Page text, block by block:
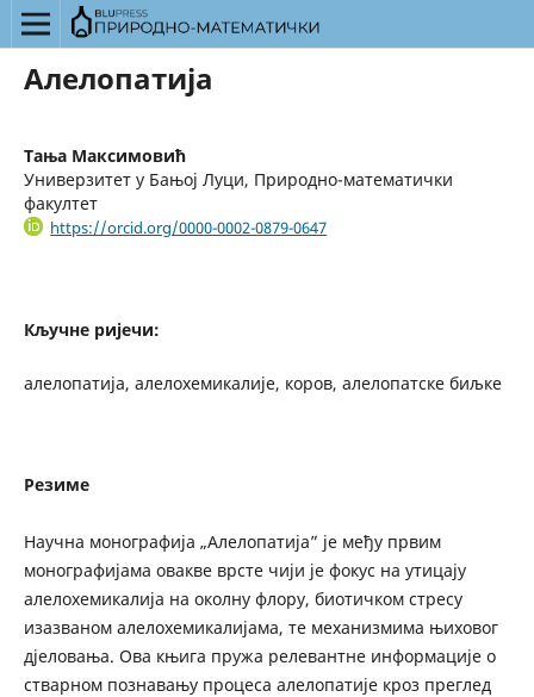
Алелопатија
Тања Максимовић
Универзитет у Бањој Луци, Природно-математички
факултет
https://orcid.org/0000-0002-0879-0647
Кључне ријечи:
алелопатија, алелохемикалије, коров, алелопатске биљке
Резиме
Научна монографија „Алелопатија” је међу првим
монографијама овакве врсте чији је фокус на утицају
алелохемикалија на околну флору, биотичком стресу
изазваном алелохемикалијама, те механизмима њиховог
дјеловања. Ова књига пружа релевантне информације о
стварном познавању процеса алелопатије кроз преглед